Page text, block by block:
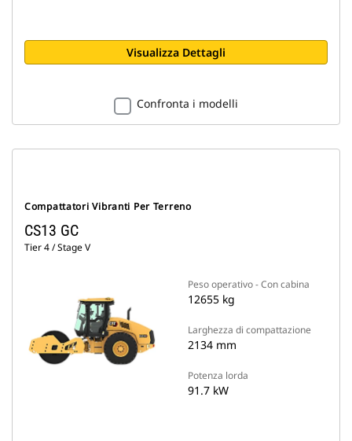
Visualizza Dettagli
Confronta i modelli
Compattatori Vibranti Per Terreno
CS13 GC
Tier 4 / Stage V
Peso operativo - Con cabina
12655 kg
Larghezza di compattazione
2134 mm
Potenza lorda
91.7 kW